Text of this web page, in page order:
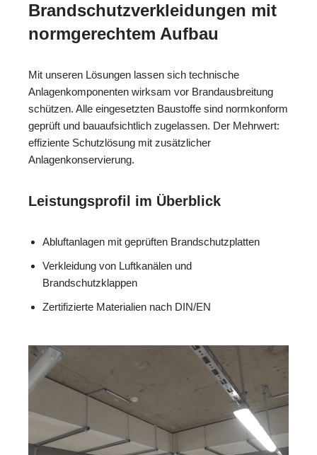
Brandschutzverkleidungen mit
normgerechtem Aufbau
Mit unseren Lösungen lassen sich technische
Anlagenkomponenten wirksam vor Brandausbreitung
schützen. Alle eingesetzten Baustoffe sind normkonform
geprüft und bauaufsichtlich zugelassen. Der Mehrwert:
effiziente Schutzlösung mit zusätzlicher
Anlagenkonservierung.
Leistungsprofil im Überblick
Abluftanlagen mit geprüften Brandschutzplatten
Verkleidung von Luftkanälen und
Brandschutzklappen
Zertifizierte Materialien nach DIN/EN